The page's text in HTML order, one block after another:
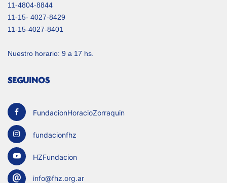
11-4804-8844
11-15- 4027-8429
11-15-4027-8401
Nuestro horario: 9 a 17 hs.
SEGUINOS
FundacionHoracioZorraquin
fundacionfhz
HZFundacion
info@fhz.org.ar